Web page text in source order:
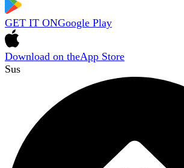
GET IT ONGoogle Play
Download on theApp Store
Sus